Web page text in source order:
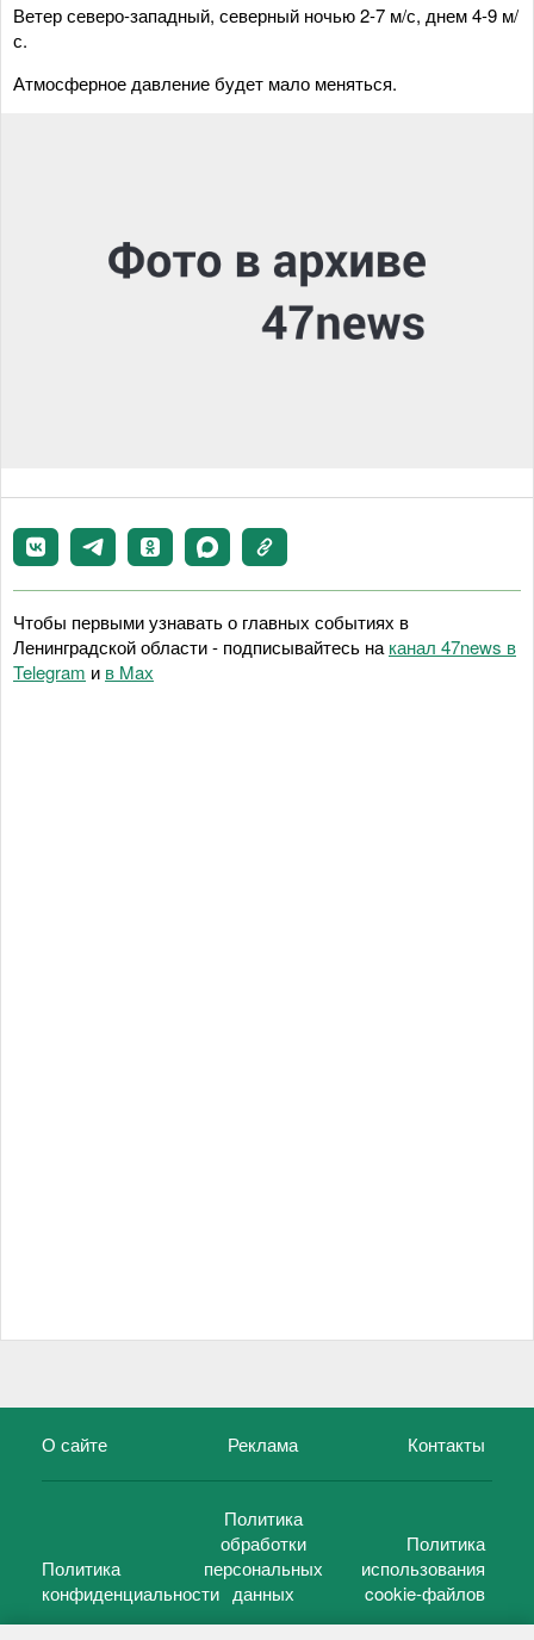
Ветер северо-западный, северный ночью 2-7 м/с, днем 4-9 м/
с.
Атмосферное давление будет мало меняться.
Чтобы первыми узнавать о главных событиях в
Ленинградской области - подписывайтесь на канал 47news в
Telegram и в Maх
О сайте Реклама Контакты
Политика
конфиденциальности
Политика
обработки
персональных
данных
Политика
использования
cookie-файлов